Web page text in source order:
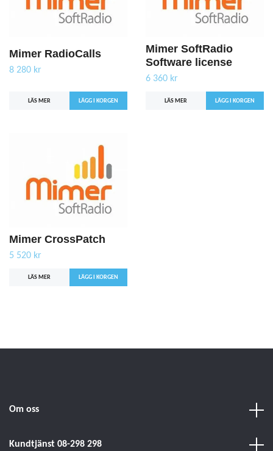
Mimer RadioCalls
8 280 kr
LÄS MER
Mimer SoftRadio
Software license
6 360 kr
LÄS MER
Mimer CrossPatch
5 520 kr
LÄS MER
Om oss
Kundtjänst 08-298 298